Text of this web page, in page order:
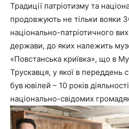
Традиції патріотизму та
продовжують не тільки вояки
національно-патріотичного
держави, до яких належить
«Повстанська криївка», що в
Трускавця, у якої в переддень
був ювілей – 10 років
національно-свідомих